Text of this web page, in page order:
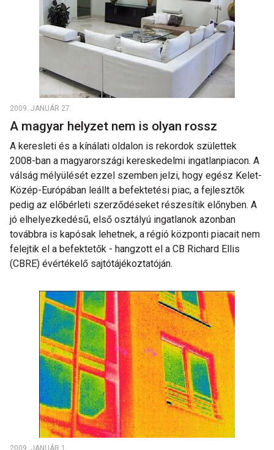
2009. JANUÁR 27.
A magyar helyzet nem is olyan rossz
A keresleti és a kínálati oldalon is rekordok születtek
2008-ban a magyarországi kereskedelmi ingatlanpiacon. A
válság mélyülését ezzel szemben jelzi, hogy egész Kelet-
Közép-Európában leállt a befektetési piac, a fejlesztők
pedig az előbérleti szerződéseket részesítik előnyben. A
jó elhelyezkedésű, első osztályú ingatlanok azonban
továbbra is kapósak lehetnek, a régió központi piacait nem
felejtik el a befektetők - hangzott el a CB Richard Ellis
(CBRE) évértékelő sajtótájékoztatóján.
2009. JANUÁR 1.